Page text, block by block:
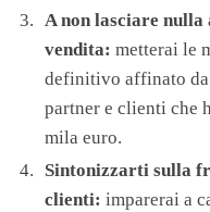
A non lasciare nulla
vendita: metterai le
definitivo affinato
partner e clienti che
mila euro.
Sintonizzarti sulla
clienti: imparerai a